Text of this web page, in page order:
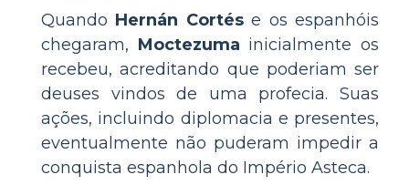
Quando Hernán Cortése os espanhóis
chegaram, Moctezuma inicialmente os
recebeu, acreditando que poderiam ser
deuses vindos de uma profecia. Suas
ações, incluindo diplomacia e presentes,
eventualmente não puderam impedir a
conquista espanhola do Império Asteca.